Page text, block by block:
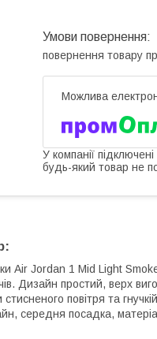
повернення товару
У компанії
будь-який товар не
Air Jordan 1 Mid Light
Дизайн простий, верх
повітря та
середня посадка,